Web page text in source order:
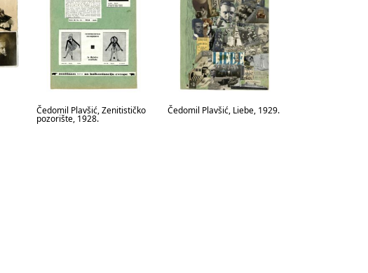
Čedomil Plavšić, Zenitističko
pozorište, 1928.
Čedomil Plavšić, Liebe, 1929.